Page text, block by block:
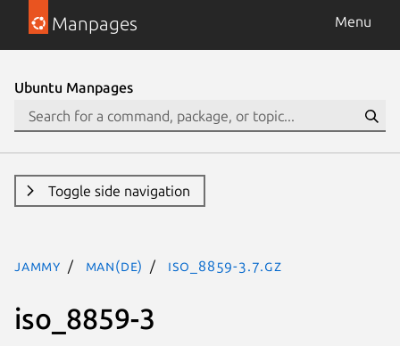
Manpages Menu
Ubuntu Manpages
Toggle side navigation
jammy man(de) iso_8859-3.7.gz
iso_8859-3